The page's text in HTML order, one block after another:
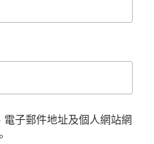
電子郵件地址及個人網站網